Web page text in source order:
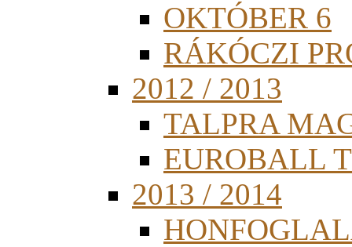
OKTÓBER 6
RÁKÓCZI
2012 / 2013
TALPRA
EUROBALL
2013 / 2014